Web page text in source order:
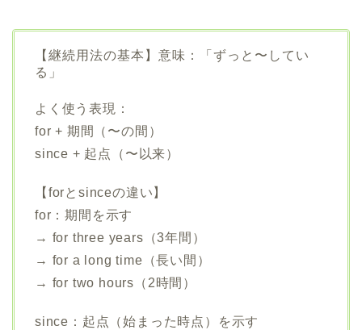
【継続用法の基本】意味：「ずっと〜してい
る」
よく使う表現：
for + 期間（〜の間）
since + 起点（〜以来）
【forとsinceの違い】
for：期間を示す
→ for three years（3年間）
→ for a long time（長い間）
→ for two hours（2時間）
since：起点（始まった時点）を示す